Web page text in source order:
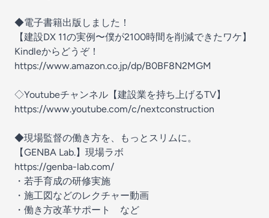
◆電子書籍出版しました！
【建設DX 11の実例〜僕が2100時間を削減できたワケ】
Kindleからどうぞ！
https://www.amazon.co.jp/dp/B0BF8N2MGM
◇Youtubeチャンネル【建設業を持ち上げるTV】
https://www.youtube.com/c/nextconstruction
◆現場監督の働き方を、もっとスリムに。
【GENBA Lab.】現場ラボ
https://genba-lab.com/
・若手育成の研修実施
・施工図などのレクチャー動画
・働き方改革サポート など